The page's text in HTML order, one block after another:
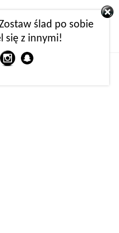
MENU
ślad po sobie
się z innymi!